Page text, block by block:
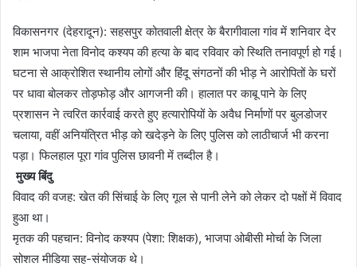
n
d
a
n
e
m
a
विकासनगर (देहरादून): सहसपुर कोतवाली क्षेत्र के बैरागीवाला गांव में शनिवार देर
शाम भाजपा नेता विनोद कश्यप की हत्या के बाद रविवार को स्थिति तनावपूर्ण हो गई।
घटना से आक्रोशित स्थानीय लोगों और हिंदू संगठनों की भीड़ ने आरोपितों के घरों
पर धावा बोलकर तोड़फोड़ और आगजनी की। हालात पर काबू पाने के लिए
प्रशासन ने त्वरित कार्रवाई करते हुए हत्यारोपियों के अवैध निर्माणों पर बुलडोजर
चलाया, वहीं अनियंत्रित भीड़ को खदेड़ने के लिए पुलिस को लाठीचार्ज भी करना
पड़ा। फिलहाल पूरा गांव पुलिस छावनी में तब्दील है।
​मुख्य बिंदु
​विवाद की वजह: खेत की सिंचाई के लिए गूल से पानी लेने को लेकर दो पक्षों में विवाद
हुआ था।
​मृतक की पहचान: विनोद कश्यप (पेशा: शिक्षक), भाजपा ओबीसी मोर्चा के जिला
सोशल मीडिया सह-संयोजक थे।